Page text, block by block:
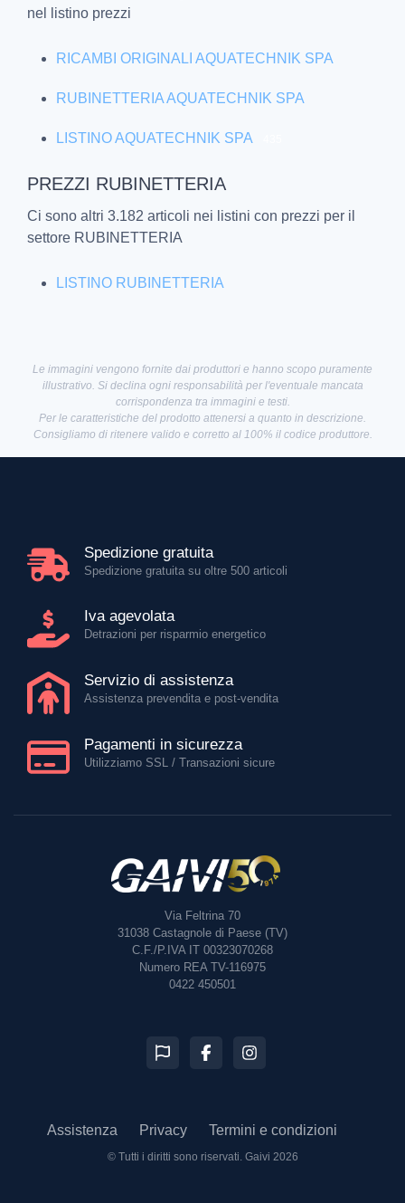
nel listino prezzi
RICAMBI ORIGINALI AQUATECHNIK SPA
RUBINETTERIA AQUATECHNIK SPA
LISTINO AQUATECHNIK SPA
PREZZI RUBINETTERIA
Ci sono altri 3.182 articoli nei listini con prezzi per il
settore RUBINETTERIA
LISTINO RUBINETTERIA
Le immagini vengono fornite dai produttori e hanno scopo puramente
illustrativo. Si declina ogni responsabilità per l'eventuale mancata
corrispondenza tra immagini e testi.
Per le caratteristiche del prodotto attenersi a quanto in descrizione.
Consigliamo di ritenere valido e corretto al 100% il codice produttore.
Spedizione gratuita
Spedizione gratuita su oltre 500 articoli
Iva agevolata
Detrazioni per risparmio energetico
Servizio di assistenza
Assistenza prevendita e post-vendita
Pagamenti in sicurezza
Utilizziamo SSL / Transazioni sicure
Via Feltrina 70
31038 Castagnole di Paese (TV)
C.F./P.IVA IT 00323070268
Numero REA TV-116975
0422 450501
Assistenza Privacy Termini e condizioni
© Tutti i diritti sono riservati. Gaivi 2026